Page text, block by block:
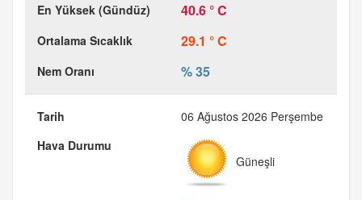
40.6 ° C
29.1 ° C
% 35
06 Ağustos 2026 Perşembe
Güneşli